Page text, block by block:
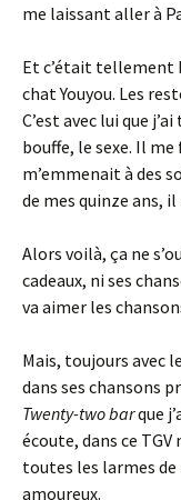
me laissant aller à
Et c’était tellement
chat Youyou. Les
C’est avec lui que
bouffe, le sexe. Il
m’emmenait à des
de mes quinze ans,
Alors voilà, ça ne
cadeaux, ni ses
va aimer les
Mais, toujours avec
dans ses chansons
Twenty-two barque
écoute, dans ce
toutes les larmes
amoureux.